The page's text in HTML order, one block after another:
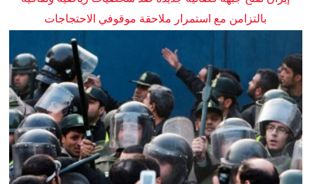
بالتزامن مع استمرار ملاحقة موقوفي الاحتجاجات